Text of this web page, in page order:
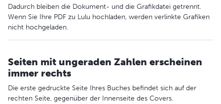
Dadurch bleiben die Dokument- und die Grafikdatei getrennt.
Wenn Sie Ihre PDF zu Lulu hochladen, werden verlinkte Grafiken
nicht hochgeladen.
Seiten mit ungeraden Zahlen erscheinen
immer rechts
Die erste gedruckte Seite Ihres Buches befindet sich auf der
rechten Seite, gegenüber der Innenseite des Covers.